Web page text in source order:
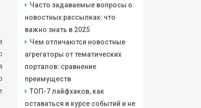
Часто задаваемые вопросы о
новостных рассылках: что
важно знать в 2025
Чем отличаются новостные
агрегаторы от тематических
порталов: сравнение
преимуществ
ТОП-7 лайфхаков, как
оставаться в курсе событий и не